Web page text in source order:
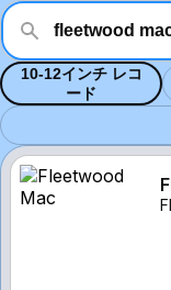
10-12インチ レコ
ード